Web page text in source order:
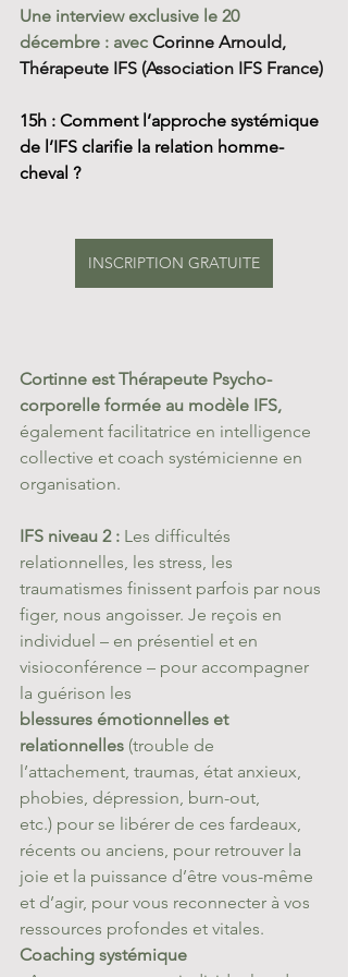
Une interview exclusive le 20
décembre : avec Corinne Arnould,
Thérapeute IFS (Association IFS France)
15h : Comment l’approche systémique
de l’IFS clarifie la relation homme-
cheval ?
INSCRIPTION GRATUITE
Cortinne est Thérapeute Psycho-
corporelle formée au modèle IFS,
également facilitatrice en intelligence
collective et coach systémicienne en
organisation.
IFS niveau 2 : Les difficultés
relationnelles, les stress, les
traumatismes finissent parfois par nous
figer, nous angoisser. Je reçois en
individuel – en présentiel et en
visioconférence – pour accompagner
la guérison les
blessures émotionnelles et
relationnelles (trouble de
l’attachement, traumas, état anxieux,
phobies, dépression, burn-out,
etc.) pour se libérer de ces fardeaux,
récents ou anciens, pour retrouver la
joie et la puissance d’être vous-même
et d’agir, pour vous reconnecter à vos
ressources profondes et vitales.
Coaching systémique